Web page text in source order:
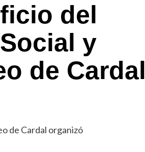
del
y
de Cardal
de Cardal organizó